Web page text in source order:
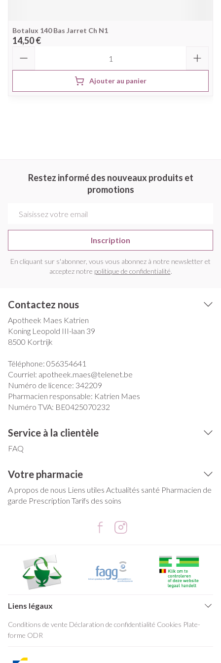
Botalux 140 Bas Jarret Ch N1
14,50 €
Ajouter au panier
Restez informé des nouveaux produits et
promotions
Inscription
En cliquant sur s'abonner, vous vous abonnez à notre newsletter et
acceptez notre politique de confidentialité.
Contactez nous
Apotheek Maes Katrien
Koning Leopold III-laan 39
8500 Kortrijk
Téléphone: 056354641
Courriel: apotheek.maes@telenet.be
Numéro de licence: 342209
Pharmacien responsable: Katrien Maes
Numéro TVA: BE0425070232
Service à la clientèle
FAQ
Votre pharmacie
A propos de nous Liens utiles Actualités santé Pharmacien de
garde Prescription Tarifs des soins
Liens légaux
Conditions de vente Déclaration de confidentialité Cookies Plate-
forme ODR